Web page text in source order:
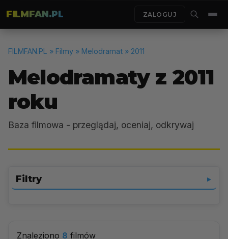
FILMFAN.PL ZALOGUJ
FILMFAN.PL » Filmy » Melodramat » 2011
Melodramaty z 2011
roku
Baza filmowa - przeglądaj, oceniaj, odkrywaj
Filtry ▼
Znaleziono 8 filmów